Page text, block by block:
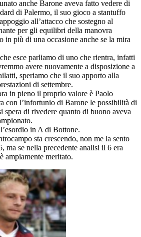
anche Barone aveva fatto vedere di
di Palermo, il suo gioco a stantuffo
all’attacco che sostegno al
per gli equilibri della manovra
in più di una occasione anche se la mira
esce parliamo di uno che rientra, infatti
avere nuovamente a disposizione a
speriamo che il suo apporto alla
di settembre.
in pieno il proprio valore è Paolo
con l’infortunio di Barone le possibilità di
spera di rivedere quanto di buono aveva
in A di Bottone.
sta crescendo, non me la sento
ma se nella precedente analisi il 6 era
ampiamente meritato.